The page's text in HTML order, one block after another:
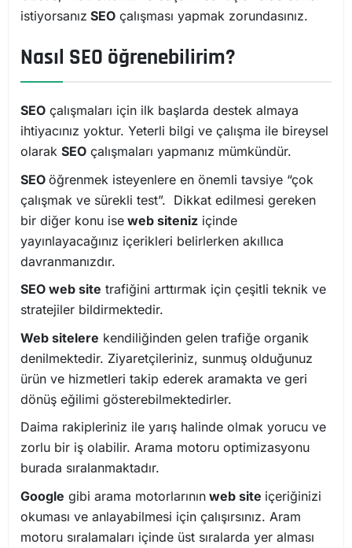
istiyorsanız SEO çalışması yapmak zorundasınız.
Nasıl SEO öğrenebilirim?
SEO çalışmaları için ilk başlarda destek almaya
ihtiyacınız yoktur. Yeterli bilgi ve çalışma ile bireysel
olarak SEO çalışmaları yapmanız mümkündür.
SEO öğrenmek isteyenlere en önemli tavsiye “çok
çalışmak ve sürekli test”. Dikkat edilmesi gereken
bir diğer konu ise web siteniz içinde
yayınlayacağınız içerikleri belirlerken akıllıca
davranmanızdır.
SEO web site trafiğini arttırmak için çeşitli teknik ve
stratejiler bildirmektedir.
Web sitelere kendiliğinden gelen trafiğe organik
denilmektedir. Ziyaretçileriniz, sunmuş olduğunuz
ürün ve hizmetleri takip ederek aramakta ve geri
dönüş eğilimi gösterebilmektedirler.
Daima rakipleriniz ile yarış halinde olmak yorucu ve
zorlu bir iş olabilir. Arama motoru optimizasyonu
burada sıralanmaktadır.
Google gibi arama motorlarının web site içeriğinizi
okuması ve anlayabilmesi için çalışırsınız. Aram
motoru sıralamaları içinde üst sıralarda yer alması